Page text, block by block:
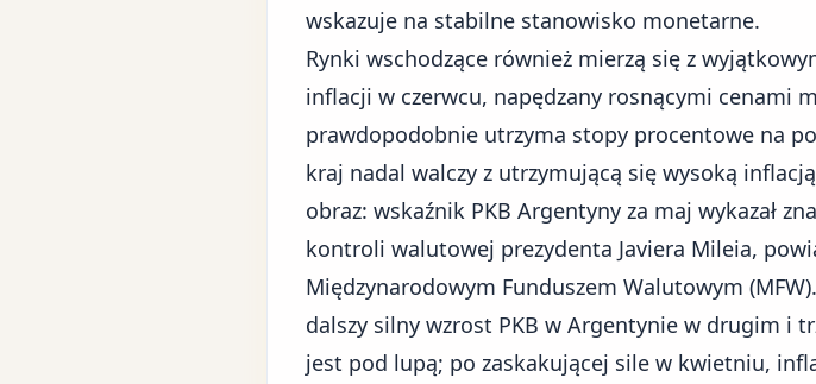
wskazuje na stabilne stanowisko monetarne.
Rynki wschodzące również mierzą się z
inflacji w czerwcu, napędzany rosnącymi cenami
prawdopodobnie utrzyma stopy procentowe na
kraj nadal walczy z utrzymującą się wysoką
obraz: wskaźnik PKB Argentyny za maj wykazał
kontroli walutowej prezydenta Javiera Mileia,
Międzynarodowym Funduszem Walutowym
dalszy silny wzrost PKB w Argentynie w drugim i
jest pod lupą; po zaskakującej sile w kwietniu,